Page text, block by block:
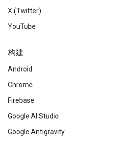
X (Twitter)
YouTube
构建
Android
Chrome
Firebase
Google AI Studio
Google Antigravity